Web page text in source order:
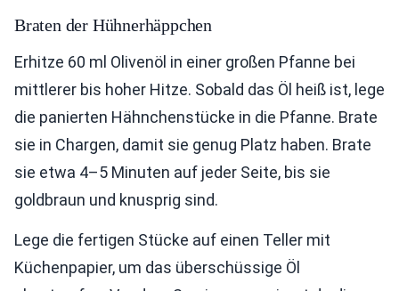
Braten der Hühnerhäppchen
Erhitze 60 ml Olivenöl in einer großen Pfanne bei
mittlerer bis hoher Hitze. Sobald das Öl heiß ist, lege
die panierten Hähnchenstücke in die Pfanne. Brate
sie in Chargen, damit sie genug Platz haben. Brate
sie etwa 4–5 Minuten auf jeder Seite, bis sie
goldbraun und knusprig sind.
Lege die fertigen Stücke auf einen Teller mit
Küchenpapier, um das überschüssige Öl